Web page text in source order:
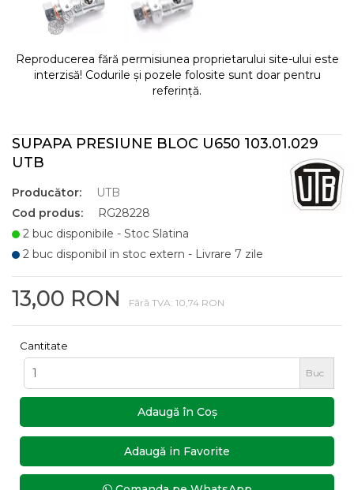
Reproducerea fără permisiunea proprietarului site-ului este
interzisă! Codurile și pozele folosite sunt doar pentru
referință.
SUPAPA PRESIUNE BLOC U650 103.01.029
UTB
Producător:
UTB
Cod produs:
RG28228
2 buc disponibile - Stoc Slatina
2 buc disponibil in stoc extern - Livrare 7 zile
13,00 RON Fără TVA: 10,74 RON
Cantitate
Buc
Adaugă în Coş
Adaugă in Favorite